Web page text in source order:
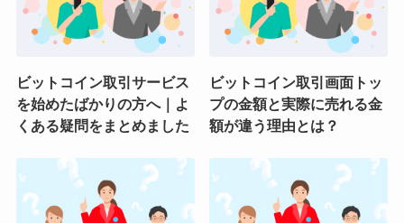
ビットコイン取引サービス
を始めたばかりの方へ｜よ
くある疑問をまとめました
ビットコイン取引画面トッ
プの金額と実際に売れる金
額が違う理由とは？